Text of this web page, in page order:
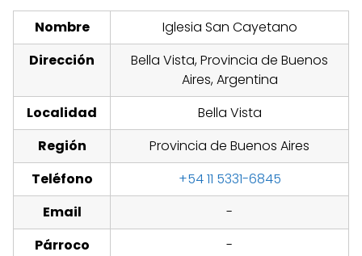
Nombre
Iglesia San Cayetano
Dirección
Bella Vista, Provincia de Buenos
Aires, Argentina
Localidad
Bella Vista
Región
Provincia de Buenos Aires
Teléfono
+54 11 5331-6845
Email
-
Párroco
-